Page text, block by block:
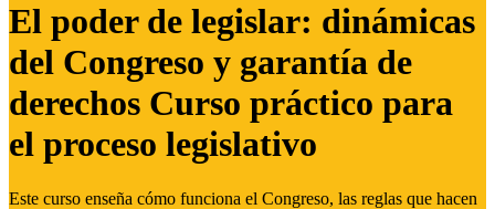
El poder de legislar: dinámicas
del Congreso y garantía de
derechos Curso práctico para
el proceso legislativo
Este curso enseña cómo funciona el Congreso, las reglas que hacen